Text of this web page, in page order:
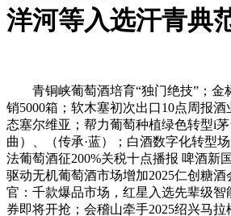
洋河等入选汗青典
青铜峡葡萄酒培育“独门绝技”；金
销5000箱；软木塞初次出口10点周报
态塞尔维亚；帮力葡萄种植绿色转型i
曲）、（传承·蓝）；白酒数字化转型
法葡萄酒征200%关税十点播报 啤酒新
驱动无机葡萄酒市场增加2025仁创糖
官：千款爆品市场，红星入选先辈级
券即将开抢；会稽山牵手2025绍兴马